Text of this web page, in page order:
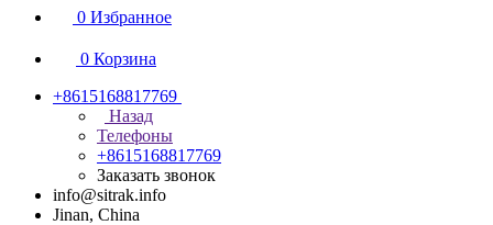
0 Избранное
0 Корзина
+8615168817769
Назад
Телефоны
+8615168817769
Заказать звонок
info@sitrak.info
Jinan, China